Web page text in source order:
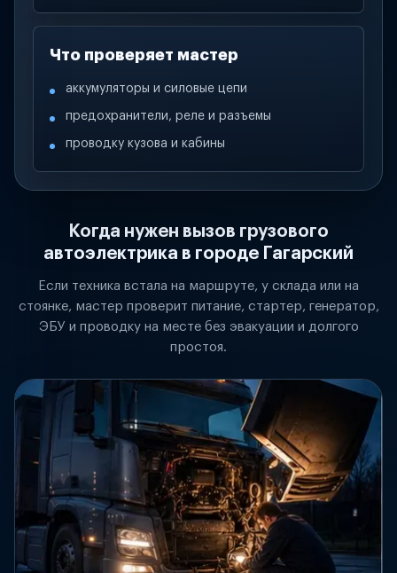
Что проверяет мастер
аккумуляторы и силовые цепи
предохранители, реле и разъемы
проводку кузова и кабины
Когда нужен вызов грузового
автоэлектрика в городе Гагарский
Если техника встала на маршруте, у склада или на
стоянке, мастер проверит питание, стартер, генератор,
ЭБУ и проводку на месте без эвакуации и долгого
простоя.